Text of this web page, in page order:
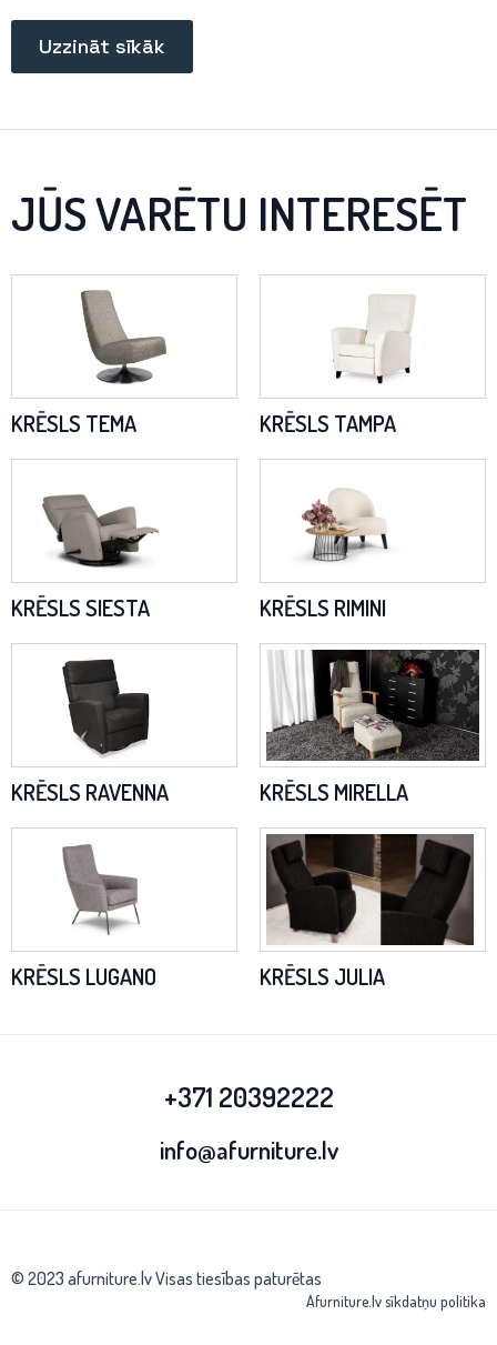
Uzzināt sīkāk
JŪS VARĒTU INTERESĒT
KRĒSLS TEMA KRĒSLS TAMPA
KRĒSLS SIESTA KRĒSLS RIMINI
KRĒSLS RAVENNA KRĒSLS MIRELLA
KRĒSLS LUGANO KRĒSLS JULIA
+371 20392222
info@afurniture.lv
© 2023 afurniture.lv Visas tiesības paturētas
Afurniture.lv sīkdatņu politika